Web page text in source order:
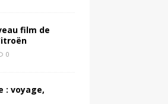
film de
0
: voyage,